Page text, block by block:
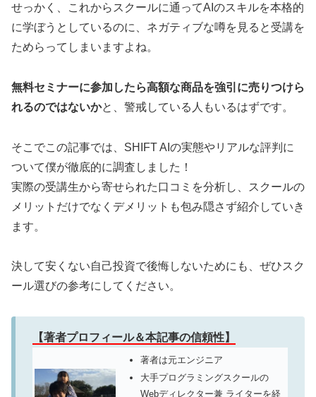
せっかく、これからスクールに通ってAIのスキルを本格的
に学ぼうとしているのに、ネガティブな噂を見ると受講を
ためらってしまいますよね。
無料セミナーに参加したら高額な商品を強引に売りつけら
れるのではないかと、警戒している人もいるはずです。
そこでこの記事では、SHIFT AIの実態やリアルな評判に
ついて僕が徹底的に調査しました！
実際の受講生から寄せられた口コミを分析し、スクールの
メリットだけでなくデメリットも包み隠さず紹介していき
ます。
決して安くない自己投資で後悔しないためにも、ぜひスク
ール選びの参考にしてください。
【著者プロフィール＆本記事の信頼性】
著者は元エンジニア
大手プログラミングスクールの
Webディレクター兼 ライターを経